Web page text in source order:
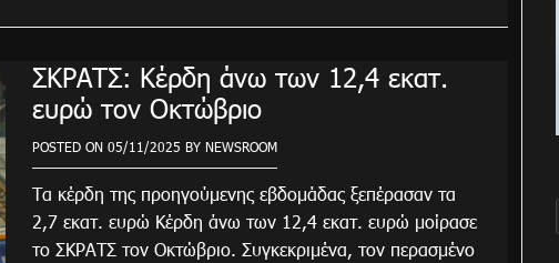
ΣΚΡΑΤΣ: Κέρδη άνω των 12,4 εκατ.
ευρώ τον Οκτώβριο
POSTED ON 05/11/2025 BY NEWSROOM
Τα κέρδη της προηγούμενης εβδομάδας ξεπέρασαν τα
2,7 εκατ. ευρώ Κέρδη άνω των 12,4 εκατ. ευρώ μοίρασε
το ΣΚΡΑΤΣ τον Οκτώβριο. Συγκεκριμένα, τον περασμένο